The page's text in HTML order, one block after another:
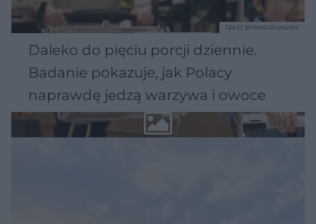
Daleko do pięciu porcji dziennie.
Badanie pokazuje, jak Polacy
naprawdę jedzą warzywa i owoce
TEKST SPONSOROWANY